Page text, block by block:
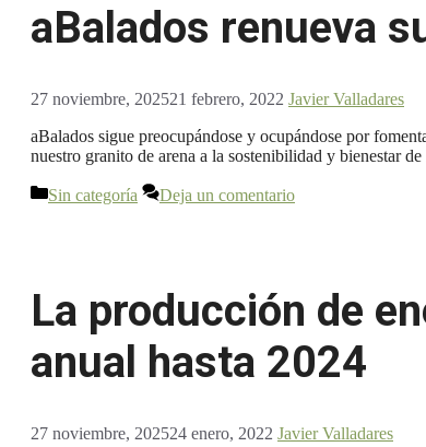
aBalados renueva
27 noviembre, 202521 febrero, 2022 Javier Valladares
aBalados sigue preocupándose y ocupándose por
nuestro granito de arena a la sostenibilidad y bienestar
Categorías
Sin categoría Deja un comentario
La producción de
anual hasta 2024
27 noviembre, 202524 enero, 2022 Javier Valladares